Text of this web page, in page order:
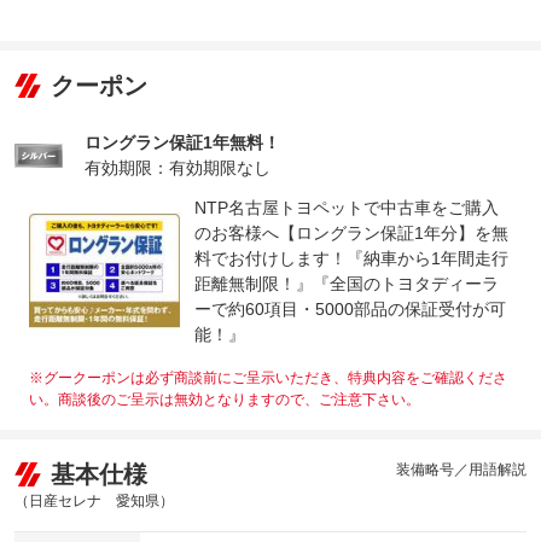
クーポン
ロングラン保証1年無料！
有効期限：有効期限なし
NTP名古屋トヨペットで中古車をご購入
のお客様へ【ロングラン保証1年分】を無
料でお付けします！『納車から1年間走行
距離無制限！』『全国のトヨタディーラ
ーで約60項目・5000部品の保証受付が可
能！』
※グークーポンは必ず商談前にご呈示いただき、特典内容をご確認くださ
い。商談後のご呈示は無効となりますので、ご注意下さい。
基本仕様
（日産セレナ 愛知県）
装備略号／用語解説